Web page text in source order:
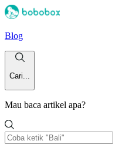
Blog
Cari...
Mau baca artikel apa?